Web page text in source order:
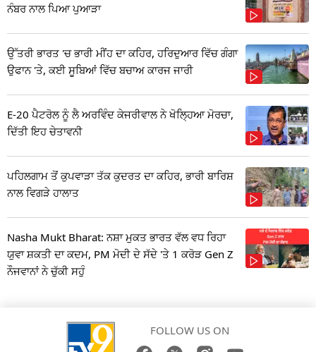
ਨੰਬਰ ਨਾਲ ਪਿਆ ਪੁਆੜਾ
ਉੱਤਰੀ ਭਾਰਤ 'ਚ ਭਾਰੀ ਮੀਂਹ ਦਾ ਕਹਿਰ, ਹਰਿਦੁਆਰ ਵਿੱਚ ਗੰਗਾ
ਉਫਾਨ 'ਤੇ, ਕਈ ਸੂਬਿਆਂ ਵਿੱਚ ਬਚਾਅ ਕਾਰਜ ਜਾਰੀ
E-20 ਪੈਟਰੋਲ ਨੂੰ ਲੈ ਅਰਵਿੰਦ ਕੇਜਰੀਵਾਲ ਨੇ ਖੋਲ੍ਹਿਆ ਮੋਰਚਾ,
ਦਿੱਤੀ ਇਹ ਚੇਤਾਵਨੀ
ਪਹਿਲਗਾਮ ਤੋਂ ਕੁਪਵਾੜਾ ਤੱਕ ਕੁਦਰਤ ਦਾ ਕਹਿਰ, ਭਾਰੀ ਬਾਰਿਸ਼
ਨਾਲ ਵਿਗੜੇ ਹਾਲਾਤ
Nasha Mukt Bharat: ਨਸ਼ਾ ਮੁਕਤ ਭਾਰਤ ਵੱਲ ਵਧ ਰਿਹਾ
ਯੁਵਾ ਸ਼ਕਤੀ ਦਾ ਕਦਮ, PM ਮੋਦੀ ਦੇ ਸੱਦੇ 'ਤੇ 1 ਕਰੋੜ Gen Z
ਨੌਜਵਾਨਾਂ ਨੇ ਚੁੱਕੀ ਸਹੁੰ
FOLLOW US ON